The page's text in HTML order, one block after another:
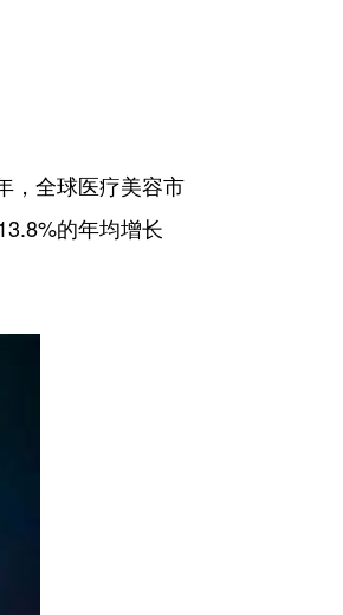
，全球医疗美容市
的年均增长